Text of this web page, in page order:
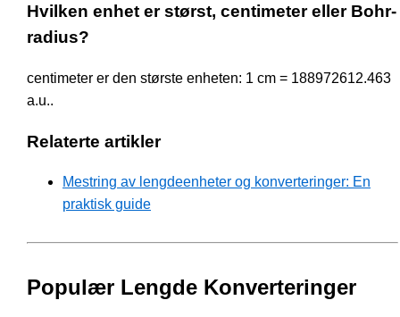
Hvilken enhet er størst, centimeter eller Bohr-
radius?
centimeter er den største enheten: 1 cm = 188972612.463
a.u..
Relaterte artikler
Mestring av lengdeenheter og konverteringer: En
praktisk guide
Populær Lengde Konverteringer